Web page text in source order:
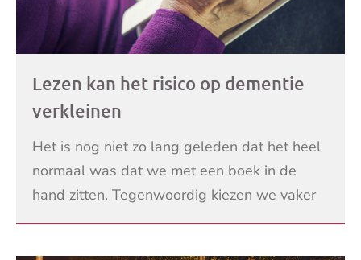
Lezen kan het risico op dementie
verkleinen
Het is nog niet zo lang geleden dat het heel
normaal was dat we met een boek in de
hand zitten. Tegenwoordig kiezen we vaker
voor de e-reader en telefoon. Toch zou het
LEES VERDER